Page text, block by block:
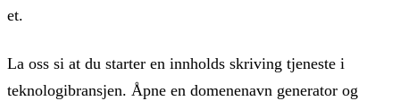
et.
La oss si at du starter en innholds skriving tjeneste i
teknologibransjen. Åpne en domenenavn generator og